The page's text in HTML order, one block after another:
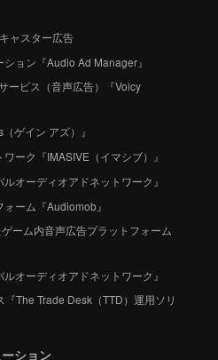
ャスター広告
ョン『Audio Ad Manager』
ービス（音声広告）『Voicy
ゲイン アズ）』
ーク『IMASIVE（イマシブ）』
オーディオアドネットワーク』
ーム『Audiomob』
ーム内音声広告プラットフォーム
オーディオアドネットワーク』
The Trade Desk（TTD）運用ソリ
ション